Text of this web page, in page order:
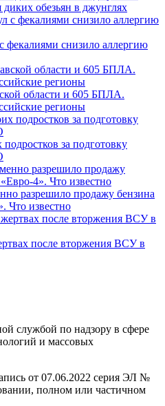
обезьян в джунглях
фекалиями снизило аллергию
области и 605 БПЛА.
регионы
за подготовку
разрешило продажу бензина
Что известно
после вторжения ВСУ в
службой по надзору в сфере
и массовых
от 07.06.2022 серия ЭЛ №
полном или частичном